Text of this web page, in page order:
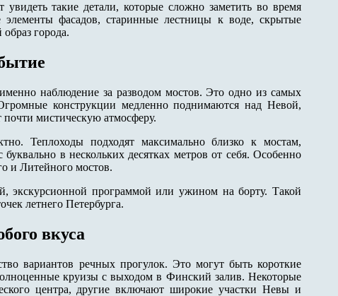
такие детали, которые сложно заметить во время
фасадов, старинные лестницы к воде, скрытые
города.
наблюдение за разводом мостов. Это одно из самых
конструкции медленно поднимаются над Невой,
почти мистическую атмосферу.
Теплоходы подходят максимально близко к мостам,
в нескольких десятках метров от себя. Особенно
и Литейного мостов.
экскурсионной программой или ужином на борту. Такой
летнего Петербурга.
вкуса
вариантов речных прогулок. Это могут быть короткие
круизы с выходом в Финский залив. Некоторые
центра, другие включают широкие участки Невы и